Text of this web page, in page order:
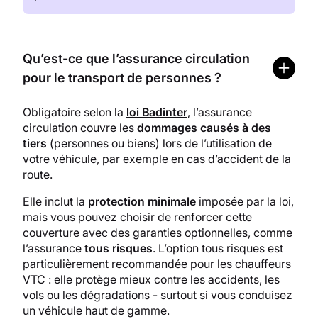
Qu’est-ce que l’assurance circulation
pour le transport de personnes ?
Obligatoire selon la loi Badinter, l’assurance
circulation couvre les dommages causés à des
tiers (personnes ou biens) lors de l’utilisation de
votre véhicule, par exemple en cas d’accident de la
route.
Elle inclut la protection minimale imposée par la loi,
mais vous pouvez choisir de renforcer cette
couverture avec des garanties optionnelles, comme
l’assurance tous risques. L’option tous risques est
particulièrement recommandée pour les chauffeurs
VTC : elle protège mieux contre les accidents, les
vols ou les dégradations - surtout si vous conduisez
un véhicule haut de gamme.